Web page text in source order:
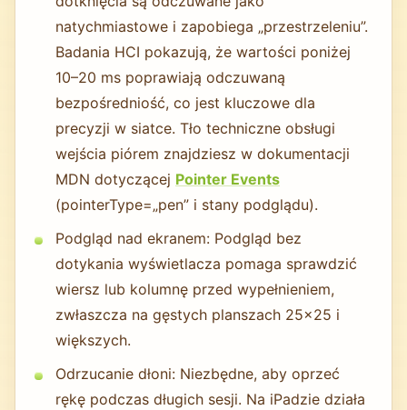
natychmiastowe i zapobiega „przestrzeleniu”.
Badania HCI pokazują, że wartości poniżej
10–20 ms poprawiają odczuwaną
bezpośredniość, co jest kluczowe dla
precyzji w siatce. Tło techniczne obsługi
wejścia piórem znajdziesz w dokumentacji
MDN dotyczącej Pointer Events
(pointerType=„pen” i stany podglądu).
Podgląd nad ekranem: Podgląd bez
dotykania wyświetlacza pomaga sprawdzić
wiersz lub kolumnę przed wypełnieniem,
zwłaszcza na gęstych planszach 25×25 i
większych.
Odrzucanie dłoni: Niezbędne, aby oprzeć
rękę podczas długich sesji. Na iPadzie działa